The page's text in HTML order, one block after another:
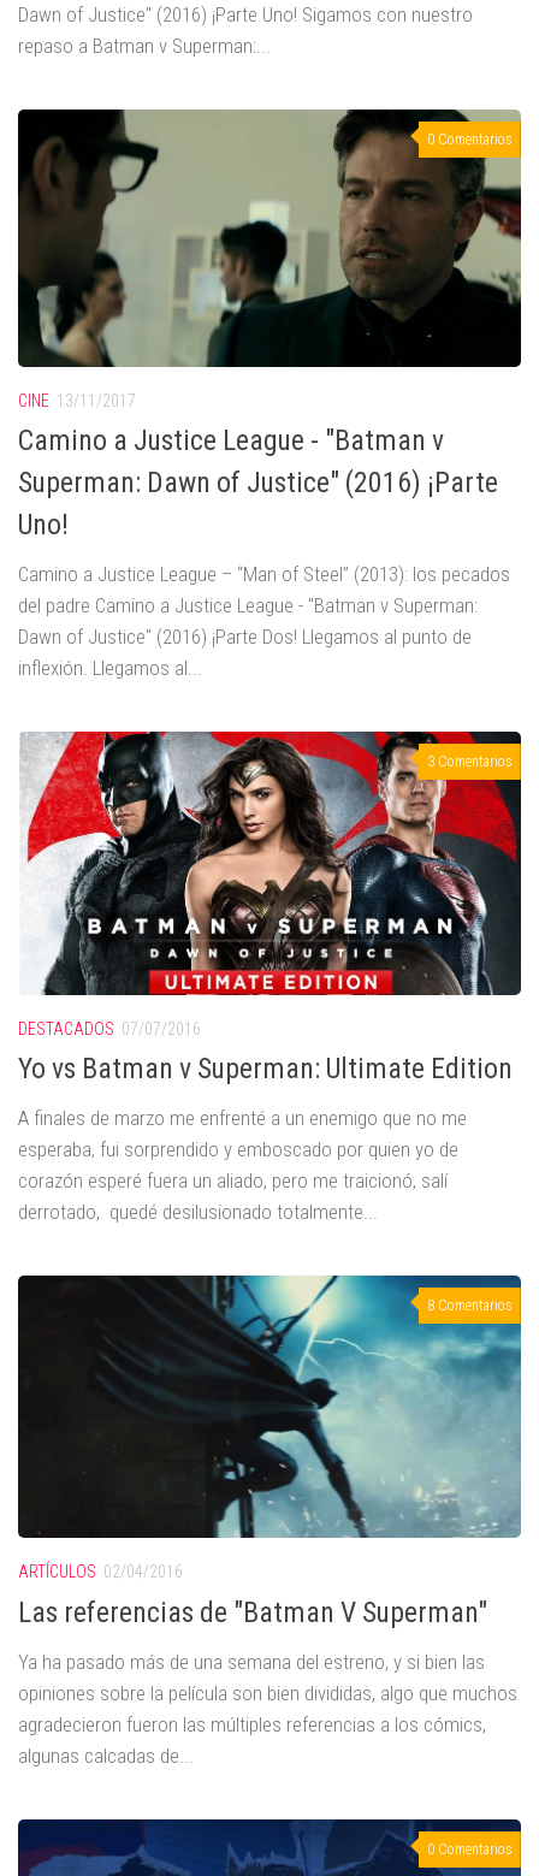
Dawn of Justice" (2016) ¡Parte Uno! Sigamos con nuestro
repaso a Batman v Superman:...
0 Comentarios
CINE 13/11/2017
Camino a Justice League - "Batman v
Superman: Dawn of Justice" (2016) ¡Parte
Uno!
Camino a Justice League – “Man of Steel” (2013): los pecados
del padre Camino a Justice League - "Batman v Superman:
Dawn of Justice" (2016) ¡Parte Dos! Llegamos al punto de
inflexión. Llegamos al...
3 Comentarios
DESTACADOS 07/07/2016
Yo vs Batman v Superman: Ultimate Edition
A finales de marzo me enfrenté a un enemigo que no me
esperaba, fui sorprendido y emboscado por quien yo de
corazón esperé fuera un aliado, pero me traicionó, salí
derrotado, quedé desilusionado totalmente...
8 Comentarios
ARTÍCULOS 02/04/2016
Las referencias de "Batman V Superman"
Ya ha pasado más de una semana del estreno, y si bien las
opiniones sobre la película son bien divididas, algo que muchos
agradecieron fueron las múltiples referencias a los cómics,
algunas calcadas de...
0 Comentarios